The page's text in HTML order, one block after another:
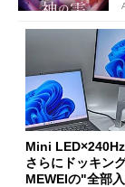
Mini
さらにドッキ
MEWEIの"全部